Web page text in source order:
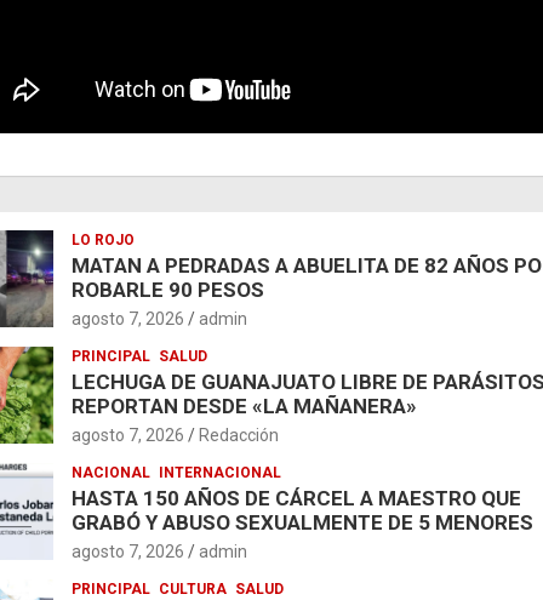
LO ROJO
MATAN A PEDRADAS A ABUELITA DE 82 AÑOS
ROBARLE 90 PESOS
agosto 7, 2026 admin
PRINCIPAL SALUD
LECHUGA DE GUANAJUATO LIBRE DE
REPORTAN DESDE «LA MAÑANERA»
agosto 7, 2026 Redacción
NACIONAL INTERNACIONAL
HASTA 150 AÑOS DE CÁRCEL A MAESTRO QUE
GRABÓ Y ABUSO SEXUALMENTE DE 5 MENORES
agosto 7, 2026 admin
PRINCIPAL CULTURA SALUD